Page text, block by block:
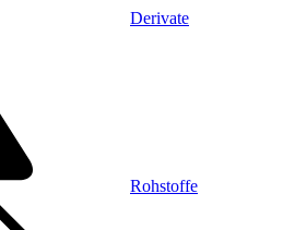
Derivate
Rohstoffe